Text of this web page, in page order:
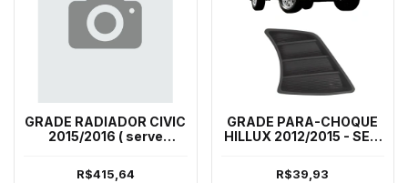
GRADE RADIADOR CIVIC
2015/2016 ( serve
CROMADO
R$415,64
GRADE PARA-CHOQUE
HILLUX 2012/2015 - SEM
R$39,93